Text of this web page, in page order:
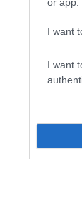
I want
I want
nehezen
majd pár